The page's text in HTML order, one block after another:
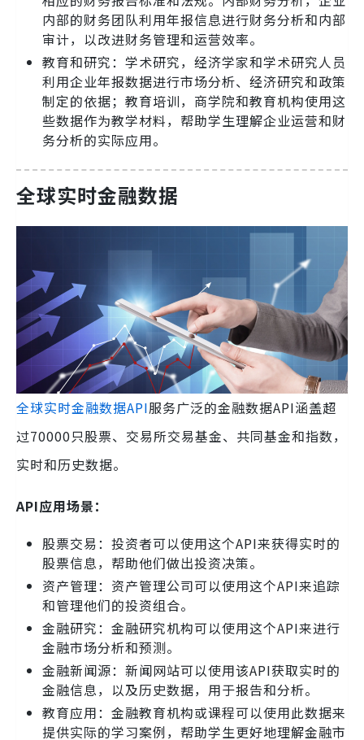
内部的财务团队利用年报信息进行财务分析和内部
审计，以改进财务管理和运营效率。
教育和研究：学术研究，经济学家和学术研究人员
利用企业年报数据进行市场分析、经济研究和政策
制定的依据；教育培训，商学院和教育机构使用这
些数据作为教学材料，帮助学生理解企业运营和财
务分析的实际应用。
全球实时金融数据
全球实时金融数据API服务广泛的金融数据API涵盖超
过70000只股票、交易所交易基金、共同基金和指数，
实时和历史数据。
API应用场景：
股票交易：投资者可以使用这个API来获得实时的
股票信息，帮助他们做出投资决策。
资产管理：资产管理公司可以使用这个API来追踪
和管理他们的投资组合。
金融研究：金融研究机构可以使用这个API来进行
金融市场分析和预测。
金融新闻源：新闻网站可以使用该API获取实时的
金融信息，以及历史数据，用于报告和分析。
教育应用：金融教育机构或课程可以使用此数据来
提供实际的学习案例，帮助学生更好地理解金融市